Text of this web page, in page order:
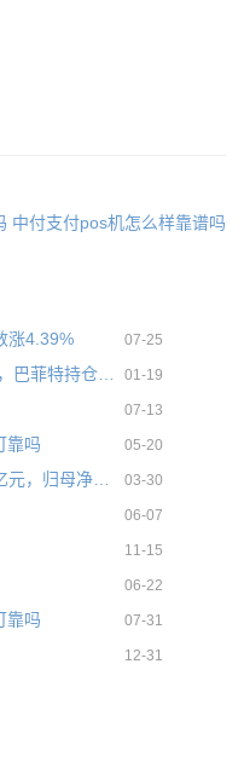
中付支付pos机怎么样靠谱吗
涨4.39% 07-25
01-19
07-13
靠吗 05-20
03-30
06-07
11-15
06-22
靠吗 07-31
12-31